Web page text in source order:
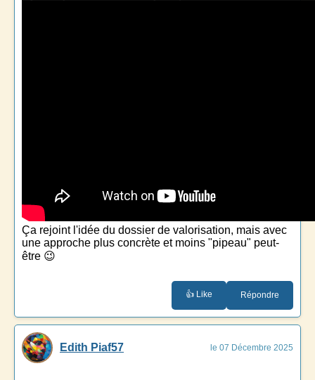
Ça rejoint l'idée du dossier de valorisation, mais avec
une approche plus concrète et moins "pipeau" peut-
être 😉
👍 Like Répondre
Edith Piaf57 le 07 Décembre 2025